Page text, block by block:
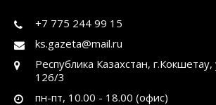
+7 775 244 99 15
ks.gazeta@mail.ru
Республика Казахстан,
126/3
пн-пт, 10.00 - 18.00 (офис)